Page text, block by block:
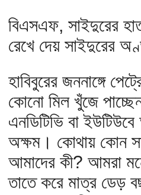
বিএসএফ, সাইদুরের
রেখে দেয় সাইদুরের
হাবিবুরের জননাঙ্গে
কোনো মিল খুঁজে
এনডিটিভি বা
অক্ষম। কোথায় কোন
আমাদের কী? আমরা
তাতে করে মাত্র ডেড়